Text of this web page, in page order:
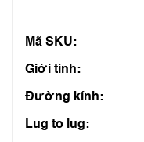
Mã SKU:
Giới tính:
Đường kính:
Lug to lug: